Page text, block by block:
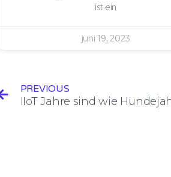
ist ein
juni 19, 2023
PREVIOUS
IIoT Jahre sind wie